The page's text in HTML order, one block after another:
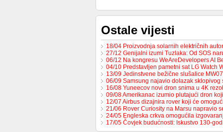
Ostale vijesti
18/04 Proizvodnja solarnih električnih
27/12 Genijalni izumi Tuzlaka: Od SOS
06/12 Na kongresu WeAreDevelopers AI
04/10 Predstavljen pametni sat LG Watch
13/09 Jedinstvene bežične slušalice
06/09 Samsung najavio dolazak sklopivog
16/08 Yuneecov novi dron snima u 4K
09/08 Amerikanac izumio plutajući dron
12/07 Airbus dizajnira rover koji će
21/06 Rover Curiosity na Marsu napravio
24/05 Engleska crkva omogućila
17/05 Čovjek budućnosti: Iskustvo 130-